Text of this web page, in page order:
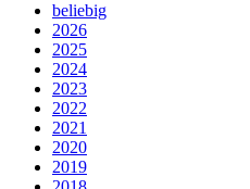
beliebig
2026
2025
2024
2023
2022
2021
2020
2019